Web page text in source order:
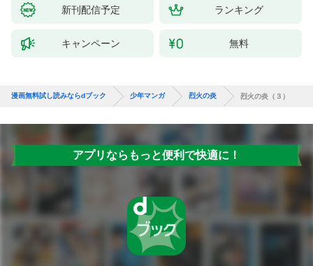
（１）
新刊配信予定 ランキング
キャンペーン 無料
漫画無料試し読みならdブック 少年マンガ 烈火の炎 烈火の炎（３）
アプリならもっと便利で快適に！